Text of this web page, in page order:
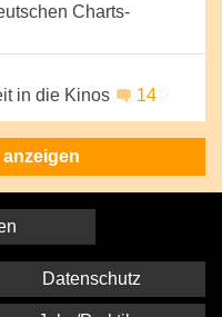
Charts-
in die Kinos
14
anzeigen
Datenschutz